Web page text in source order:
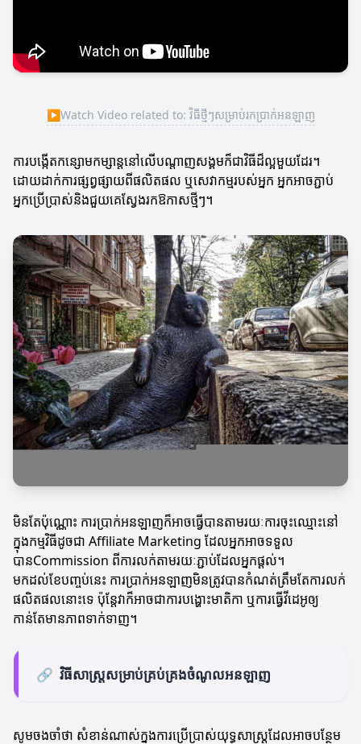
▶Watch Video related to: វិធីថ្មីៗសម្រាប់រកប្រាក់អនឡាញ
ការបង្កើតកន្សោមកម្សាន្តនៅលើបណ្តាញសង្គមក៏ជាវិធីដ៏ល្អមួយដែរ។
ដោយដាក់ការផ្សព្វផ្សាយពីផលិតផល ឬសេវាកម្មរបស់អ្នក អ្នកអាចភ្ជាប់
អ្នកប្រើប្រាស់និងជួយគេស្វែងរកឱកាសថ្មីៗ។
មិនតែប៉ុណ្ណោះ ការប្រាក់អនឡាញក៏អាចធ្វើបានតាមរយៈការចុះឈ្មោះនៅ
ក្នុងកម្មវិធីដូចជា Affiliate Marketing ដែលអ្នកអាចទទួល
បានCommission ពីការលក់តាមរយៈភ្ជាប់ដែលអ្នកផ្ដល់។
មកដល់ខែបញ្ចប់នេះ ការប្រាក់អនឡាញមិនត្រូវបានកំណត់ត្រឹមតែការលក់
ផលិតផលនោះទេ ប៉ុន្តែវាក៏អាចជាការបង្ហោះមាតិកា ឬការធ្វើវីដេអូឲ្យ
កាន់តែមានភាពទាក់ទាញ។
🔗 វិធីសាស្ត្រសម្រាប់គ្រប់គ្រងចំណូលអនឡាញ
សូមចងចាំថា សំខាន់ណាស់ក្នុងការប្រើប្រាស់យុទ្ធសាស្ត្រដែលអាចបន្ថែម